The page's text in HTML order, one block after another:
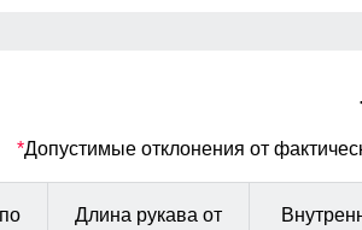
*Допустимые отклонения от
Длина рукава от